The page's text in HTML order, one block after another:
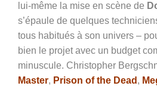
lui-même la mise en scène de
s’épaule de quelques
tous habitués à son univers –
bien le projet avec un budget
minuscule. Christopher
Master, Prison of the Dead ,